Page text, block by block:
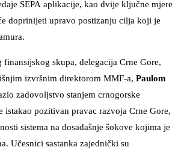
SEPA aplikacije, kao dvije ključne mjere
doprinijeti upravo postizanju cilja koji je
skupa, delegacija Crne Gore,
izvršnim direktorom MMF-a, Paulom
zadovoljstvo stanjem crnogorske
istakao pozitivan pravac razvoja Crne Gore,
sistema na dosadašnje šokove kojima je
Učesnici sastanka zajednički su